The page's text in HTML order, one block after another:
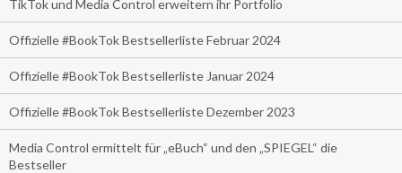
TikTok und Media Control erweitern ihr Portfolio
Offizielle #BookTok Bestsellerliste Februar 2024
Offizielle #BookTok Bestsellerliste Januar 2024
Offizielle #BookTok Bestsellerliste Dezember 2023
Media Control ermittelt für „eBuch“ und den „SPIEGEL“ die
Bestseller